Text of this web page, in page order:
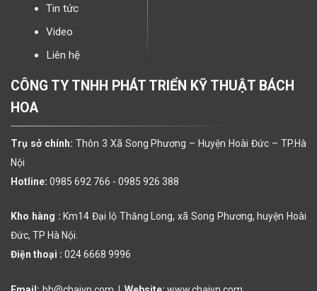
Tin tức
Video
Liên hệ
CÔNG TY TNHH PHÁT TRIỂN KỸ THUẬT BÁCH
HOA
Trụ sở chính: Thôn 3 Xã Song Phương – Huyện Hoài Đức – TP.Hà
Nội
Hotline: 0985 692 766 - 0985 926 388
Kho hàng : Km14 Đại lộ Thăng Long, xã Song Phương, huyện Hoài
Đức, TP Hà Nội.
Điện thoại : 024 6668 9996